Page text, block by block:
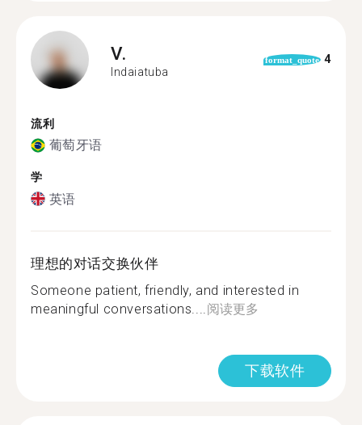
V.
Indaiatuba
format_quote 4
流利
葡萄牙语
学
英语
理想的对话交换伙伴
Someone patient, friendly, and interested in
meaningful conversations.... 阅读更多
下载软件